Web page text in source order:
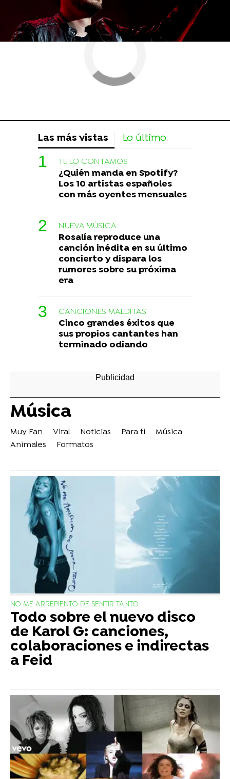
Las más vistas Lo último
TE LO CONTAMOS
¿Quién manda en Spotify?
Los 10 artistas españoles
con más oyentes mensuales
NUEVA MÚSICA
Rosalía reproduce una
canción inédita en su último
concierto y dispara los
rumores sobre su próxima
era
CANCIONES MALDITAS
Cinco grandes éxitos que
sus propios cantantes han
terminado odiando
Música
Muy Fan Viral Noticias Para ti
Música
Animales
Formatos
NO ME ARREPIENTO DE SENTIR TANTO
Todo sobre el nuevo disco
de Karol G: canciones,
colaboraciones e indirectas
a Feid